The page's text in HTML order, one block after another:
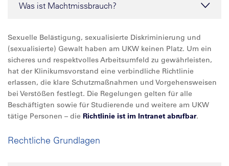
Was ist Machtmissbrauch?
Sexuelle Belästigung, sexualisierte Diskriminierung und
(sexualisierte) Gewalt haben am UKW keinen Platz. Um ein
sicheres und respektvolles Arbeitsumfeld zu gewährleisten,
hat der Klinikumsvorstand eine verbindliche Richtlinie
erlassen, die klare Schutzmaßnahmen und Vorgehensweisen
bei Verstößen festlegt. Die Regelungen gelten für alle
Beschäftigten sowie für Studierende und weitere am UKW
tätige Personen – die Richtlinie ist im Intranet abrufbar.
Rechtliche Grundlagen